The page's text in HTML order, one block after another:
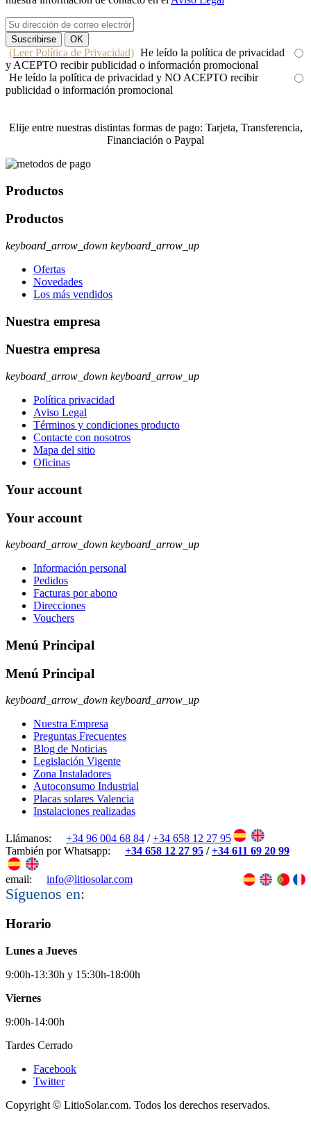
(Leer Política de Privacidad) He leído la política de privacidad
y ACEPTO recibir publicidad o información promocional
He leído la política de privacidad y NO ACEPTO recibir
publicidad o información promocional
Elije entre nuestras distintas formas de pago: Tarjeta, Transferencia,
Financiación o Paypal
Productos
Productos
keyboard_arrow_down keyboard_arrow_up
Ofertas
Novedades
Los más vendidos
Nuestra empresa
Nuestra empresa
keyboard_arrow_down keyboard_arrow_up
Política privacidad
Aviso Legal
Términos y condiciones producto
Contacte con nosotros
Mapa del sitio
Oficinas
Your account
Your account
keyboard_arrow_down keyboard_arrow_up
Información personal
Pedidos
Facturas por abono
Direcciones
Vouchers
Menú Principal
Menú Principal
keyboard_arrow_down keyboard_arrow_up
Nuestra Empresa
Preguntas Frecuentes
Blog de Noticias
Legislación Vigente
Zona Instaladores
Autoconsumo Industrial
Placas solares Valencia
Instalaciones realizadas
Llámanos: +34 96 004 68 84 /+34 658 12 27 95
También por Whatsapp:
+34 658 12 27 95 /+34 611 69 20 99
email: info@litiosolar.com
Síguenos en:
Horario
Lunes a Jueves
9:00h-13:30h y 15:30h-18:00h
Viernes
9:00h-14:00h
Tardes Cerrado
Facebook
Twitter
Copyright © LitioSolar.com. Todos los derechos reservados.